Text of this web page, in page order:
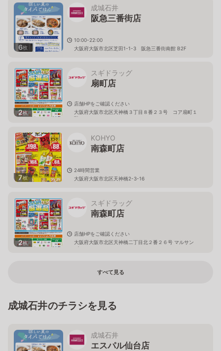
6枚
成城石井
阪急三番街店
10:00-22:00
大阪府大阪市北区芝田1-1-3 阪急三番街南館 B2F
2枚
スギドラッグ
扇町店
店舗HPをご確認ください
大阪府大阪市北区天神橋３丁目８番２３号 コア扇町１
階
7枚
KOHYO
南森町店
24時間営業
大阪府大阪市北区天神橋2-3-16
2枚
スギドラッグ
南森町店
店舗HPをご確認ください
大阪府大阪市北区天神橋二丁目北２番２６号 マルサン
ビル
すべて見る
成城石井のチラシを見る
成城石井
エスパル仙台店